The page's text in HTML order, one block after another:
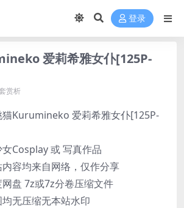
登录
爱莉希雅女仆[125P-
赏析
猫Kurumineko 爱莉希雅女仆[125P-
Cosplay 或 写真作品
容均来自网络，仅作分享
盘 7z或7z分卷压缩文件
无压缩无本站水印